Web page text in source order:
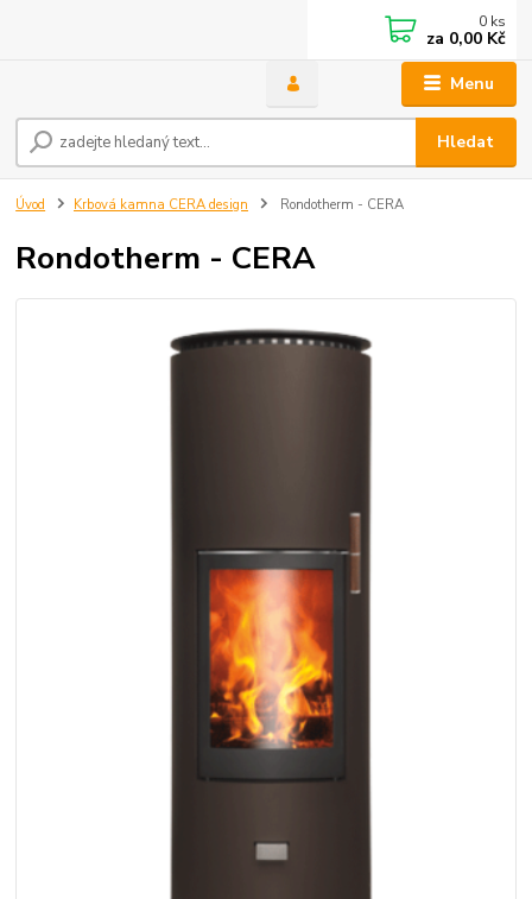
Menu
Hledat
0 ks
za 0,00 Kč
Úvod Krbová kamna CERA design Rondotherm - CERA
Rondotherm - CERA